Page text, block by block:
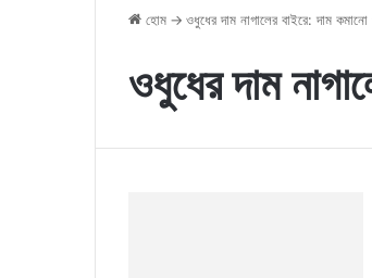
হোম → ওধুধের দাম নাগালের বাইরে: দাম
ওধুধের দাম